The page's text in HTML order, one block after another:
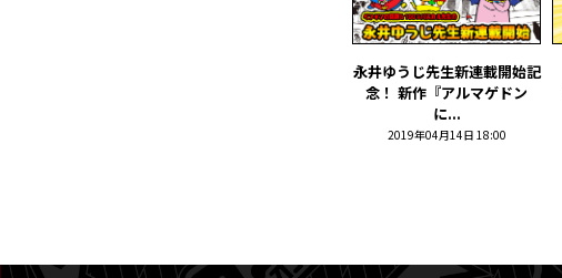
永井ゆうじ先生新連載開始記
念！ 新作『アルマゲドン
に...
2019年04月14日 18:00